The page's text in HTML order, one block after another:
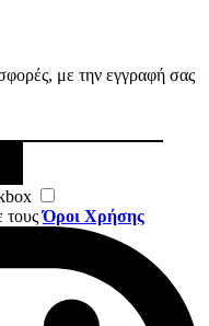
με την εγγραφή σας
τουςΌροι Χρήσης